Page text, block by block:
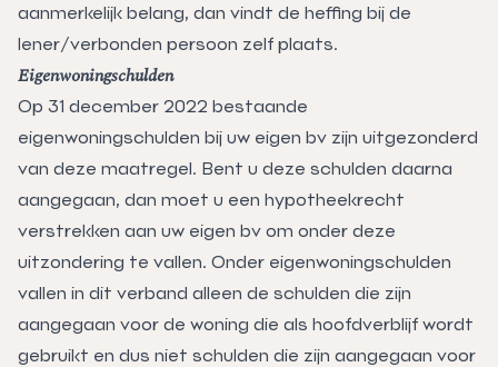
aanmerkelijk belang, dan vindt de heffing bij de
lener/verbonden persoon zelf plaats.
Eigenwoningschulden
Op 31 december 2022 bestaande
eigenwoningschulden bij uw eigen bv zijn uitgezonderd
van deze maatregel. Bent u deze schulden daarna
aangegaan, dan moet u een hypotheekrecht
verstrekken aan uw eigen bv om onder deze
uitzondering te vallen. Onder eigenwoningschulden
vallen in dit verband alleen de schulden die zijn
aangegaan voor de woning die als hoofdverblijf wordt
gebruikt en dus niet schulden die zijn aangegaan voor